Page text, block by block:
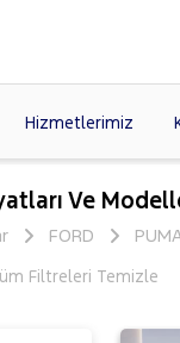
Hizmetlerimiz
>
>
FORD
CITROEN
SKODA
Ve
FORD
Filtreleri Temizle